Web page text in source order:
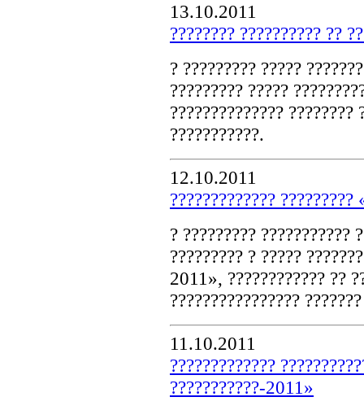
13.10.2011
???????? ?????????? ??
? ????????? ?????
????????? ?????
?????????????? ????????
???????????.
12.10.2011
?????????????
? ????????? ???????????
????????? ? ?????
2011», ???????????? ??
????????????????
11.10.2011
?????????????
???????????-2011»